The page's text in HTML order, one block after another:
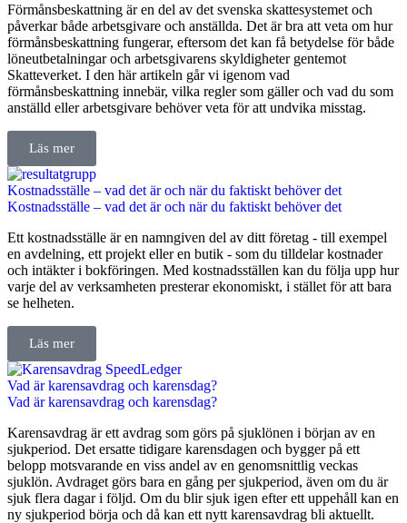
Förmånsbeskattning är en del av det svenska skattesystemet och
påverkar både arbetsgivare och anställda. Det är bra att veta om hur
förmånsbeskattning fungerar, eftersom det kan få betydelse för både
löneutbetalningar och arbetsgivarens skyldigheter gentemot
Skatteverket. I den här artikeln går vi igenom vad
förmånsbeskattning innebär, vilka regler som gäller och vad du som
anställd eller arbetsgivare behöver veta för att undvika misstag.
Läs mer
Kostnadsställe – vad det är och när du faktiskt behöver det
Kostnadsställe – vad det är och när du faktiskt behöver det
Ett kostnadsställe är en namngiven del av ditt företag - till exempel
en avdelning, ett projekt eller en butik - som du tilldelar kostnader
och intäkter i bokföringen. Med kostnadsställen kan du följa upp hur
varje del av verksamheten presterar ekonomiskt, i stället för att bara
se helheten.
Läs mer
Vad är karensavdrag och karensdag?
Vad är karensavdrag och karensdag?
Karensavdrag är ett avdrag som görs på sjuklönen i början av en
sjukperiod. Det ersatte tidigare karensdagen och bygger på ett
belopp motsvarande en viss andel av en genomsnittlig veckas
sjuklön. Avdraget görs bara en gång per sjukperiod, även om du är
sjuk flera dagar i följd. Om du blir sjuk igen efter ett uppehåll kan en
ny sjukperiod börja och då kan ett nytt karensavdrag bli aktuellt.